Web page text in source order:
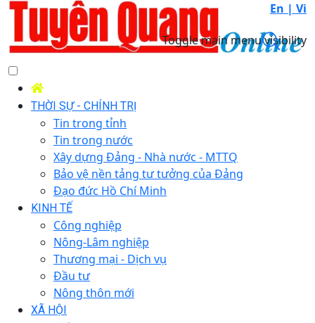
En | Vi
Toggle main menu visibility
THỜI SỰ - CHÍNH TRỊ
Tin trong tỉnh
Tin trong nước
Xây dựng Đảng - Nhà nước - MTTQ
Bảo vệ nền tảng tư tưởng của Đảng
Đạo đức Hồ Chí Minh
KINH TẾ
Công nghiệp
Nông-Lâm nghiệp
Thương mại - Dịch vụ
Đầu tư
Nông thôn mới
XÃ HỘI